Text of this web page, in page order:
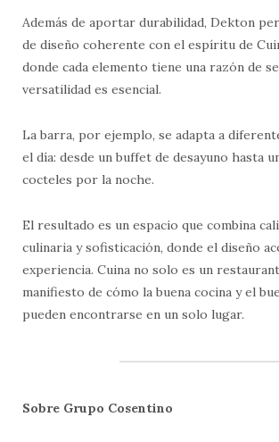
Además de aportar durabilidad, Dekton
de diseño coherente con el espíritu de
donde cada elemento tiene una razón de
versatilidad es esencial.
La barra, por ejemplo, se adapta a
el día: desde un buffet de desayuno hasta
cocteles por la noche.
El resultado es un espacio que combina
culinaria y sofisticación, donde el diseño
experiencia. Cuina no solo es un
manifiesto de cómo la buena cocina y el
pueden encontrarse en un solo lugar.
Sobre Grupo Cosentino